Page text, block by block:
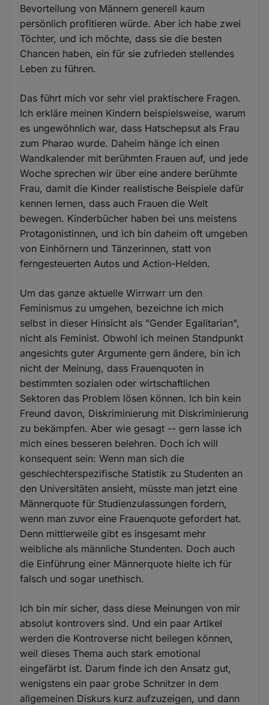
Bevorteilung von Männern generell kaum
persönlich profitieren würde. Aber ich habe zwei
Töchter, und ich möchte, dass sie die besten
Chancen haben, ein für sie zufrieden stellendes
Leben zu führen.
Das führt mich vor sehr viel praktischere Fragen.
Ich erkläre meinen Kindern beispielsweise, warum
es ungewöhnlich war, dass Hatschepsut als Frau
zum Pharao wurde. Daheim hänge ich einen
Wandkalender mit berühmten Frauen auf, und jede
Woche sprechen wir über eine andere berühmte
Frau, damit die Kinder realistische Beispiele dafür
kennen lernen, dass auch Frauen die Welt
bewegen. Kinderbücher haben bei uns meistens
Protagonistinnen, und ich bin daheim oft umgeben
von Einhörnern und Tänzerinnen, statt von
ferngesteuerten Autos und Action-Helden.
Um das ganze aktuelle Wirrwarr um den
Feminismus zu umgehen, bezeichne ich mich
selbst in dieser Hinsicht als "Gender Egalitarian",
nicht als Feminist. Obwohl ich meinen Standpunkt
angesichts guter Argumente gern ändere, bin ich
nicht der Meinung, dass Frauenquoten in
bestimmten sozialen oder wirtschaftlichen
Sektoren das Problem lösen können. Ich bin kein
Freund davon, Diskriminierung mit Diskriminierung
zu bekämpfen. Aber wie gesagt -- gern lasse ich
mich eines besseren belehren. Doch ich will
konsequent sein: Wenn man sich die
geschlechterspezifische Statistik zu Studenten an
den Universitäten ansieht, müsste man jetzt eine
Männerquote für Studienzulassungen fordern,
wenn man zuvor eine Frauenquote gefordert hat.
Denn mittlerweile gibt es insgesamt mehr
weibliche als männliche Stundenten. Doch auch
die Einführung einer Männerquote hielte ich für
falsch und sogar unethisch.
Ich bin mir sicher, dass diese Meinungen von mir
absolut kontrovers sind. Und ein paar Artikel
werden die Kontroverse nicht beilegen können,
weil dieses Thema auch stark emotional
eingefärbt ist. Darum finde ich den Ansatz gut,
wenigstens ein paar grobe Schnitzer in dem
allgemeinen Diskurs kurz aufzuzeigen, und dann